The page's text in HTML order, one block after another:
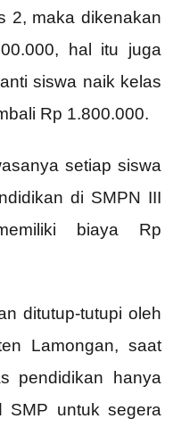
2, maka dikenakan
hal itu juga
siswa naik kelas
Rp 1.800.000.
setiap siswa
di SMPN III
biaya Rp
ditutup-tutupi oleh
Lamongan, saat
pendidikan hanya
SMP untuk segera